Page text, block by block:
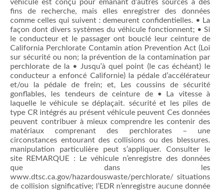
sécurité ou non;
www.dtsc.ca.gov/hazardouswaste/perchlorate/